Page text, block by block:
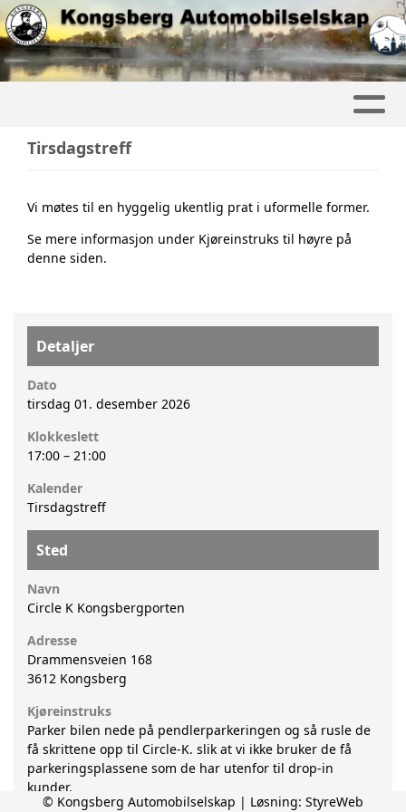
Tirsdagstreff
Vi møtes til en hyggelig ukentlig prat i uformelle former.
Se mere informasjon under Kjøreinstruks til høyre på
denne siden.
Detaljer
Dato
tirsdag 01. desember 2026
Klokkeslett
17:00 – 21:00
Kalender
Tirsdagstreff
Sted
Navn
Circle K Kongsbergporten
Adresse
Drammensveien 168
3612 Kongsberg
Kjøreinstruks
Parker bilen nede på pendlerparkeringen og så rusle de
få skrittene opp til Circle-K. slik at vi ikke bruker de få
parkeringsplassene som de har utenfor til drop-in
kunder.
© Kongsberg Automobilselskap | Løsning: StyreWeb